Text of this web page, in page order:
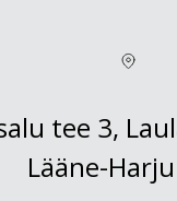
tee 3,
Lääne-